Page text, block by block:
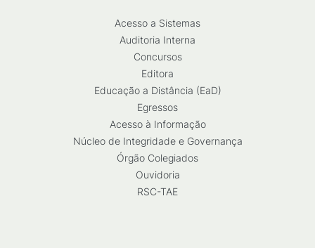
Acesso a Sistemas
Auditoria Interna
Concursos
Editora
Educação a Distância (EaD)
Egressos
Acesso à Informação
Núcleo de Integridade e Governança
Órgão Colegiados
Ouvidoria
RSC-TAE